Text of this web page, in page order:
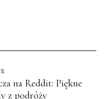
na Reddit: Piękne
z podróży